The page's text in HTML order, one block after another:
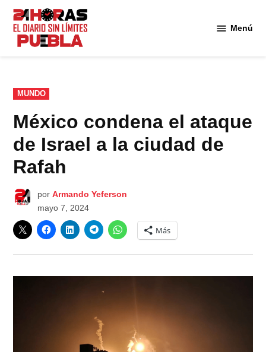
Saltar
contenido
Menú
PUBLICADO
EN
MUNDO
México condena el ataque
de Israel a la ciudad de
Rafah
por Armando Yeferson
mayo 7, 2024
Más